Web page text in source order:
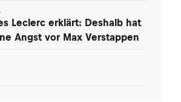
Leclerc erklärt: Deshalb hat
Angst vor Max Verstappen